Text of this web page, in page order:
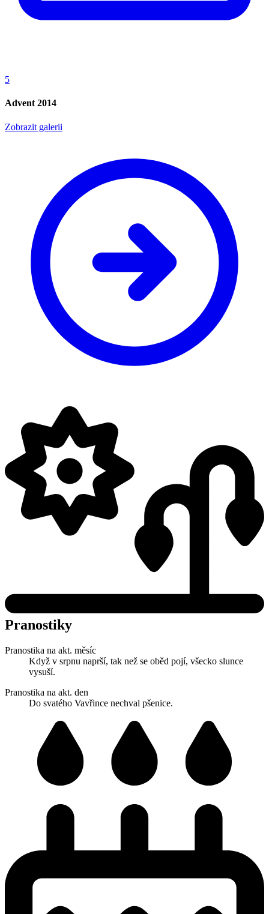
5
Advent 2014
Zobrazit galerii
Pranostiky
Pranostika na akt. měsíc
Když v srpnu naprší, tak než se oběd pojí, všecko slunce
vysuší.
Pranostika na akt. den
Do svatého Vavřince nechval pšenice.